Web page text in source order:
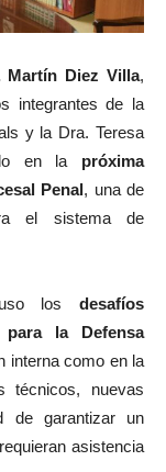
Martín Diez Villa,
integrantes de la
y la Dra. Teresa
en la próxima
Penal, una de
el sistema de
los desafíos
la Defensa
interna como en la
técnicos, nuevas
de garantizar un
asistencia